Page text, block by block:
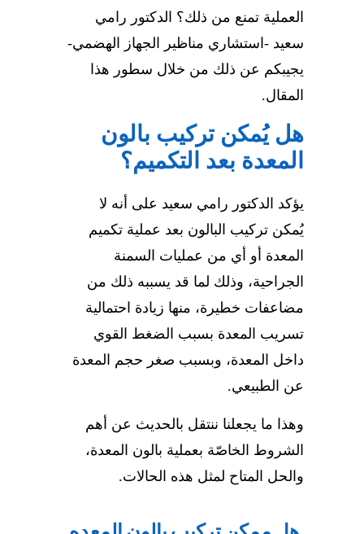
العملية تمنع من ذلك؟ الدكتور رامي
سعيد -استشاري مناظير الجهاز الهضمي-
يجيبكم عن ذلك من خلال سطور هذا
المقال.
هل يُمكن تركيب بالون
المعدة بعد التكميم؟
يؤكد الدكتور رامي سعيد على أنه لا
يُمكن تركيب البالون بعد عملية تكميم
المعدة أو أي من عمليات السمنة
الجراحية، وذلك لما قد يسببه ذلك من
مضاعفات خطيرة، منها زيادة احتمالية
تسريب المعدة بسبب الضغط القوي
داخل المعدة، وبسبب صغر حجم المعدة
عن الطبيعي.
وهذا ما يجعلنا ننتقل بالحديث عن أهم
الشروط الخاصّة بعملية بالون المعدة،
والحل المتاح لمثل هذه الحالات.